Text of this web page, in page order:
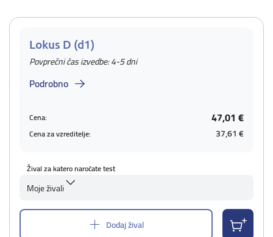
Lokus D (d1)
Povprečni čas izvedbe: 4-5 dni
Podrobno
Cena: 47,01 €
Cena za vzreditelje: 37,61 €
Žival za katero naročate test
Moje živali
Dodaj žival